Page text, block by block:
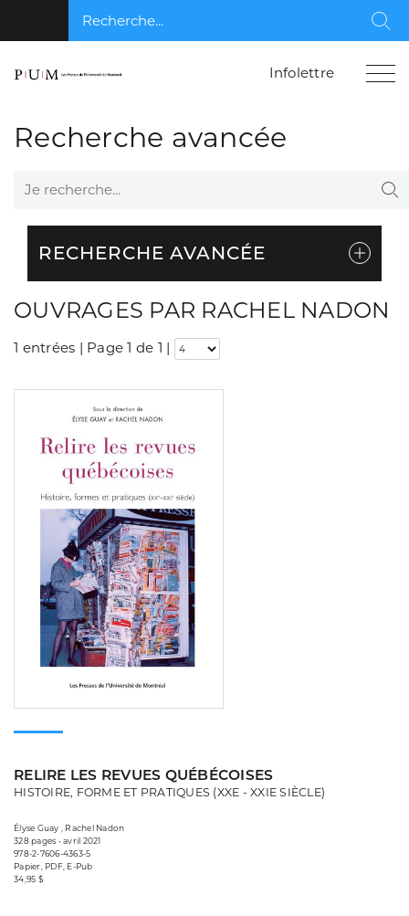
Recherche...
Infolettre
Recherche avancée
Je recherche...
RECHERCHE AVANCÉE
OUVRAGES PAR RACHEL NADON
1 entrées | Page 1 de 1 |
RELIRE LES REVUES QUÉBÉCOISES
HISTOIRE, FORME ET PRATIQUES (XXE - XXIE SIÈCLE)
Élyse Guay , Rachel Nadon
328 pages • avril 2021
978-2-7606-4363-5
Papier, PDF, E-Pub
34,95 $